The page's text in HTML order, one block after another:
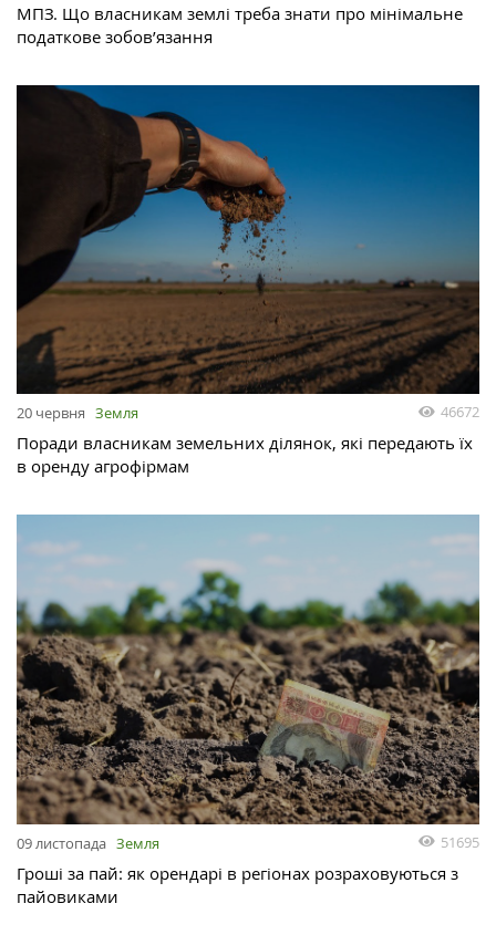
МПЗ. Що власникам землі треба знати про мінімальне
податкове зобов’язання
20 червня Земля 46672
Поради власникам земельних ділянок, які передають їх
в оренду агрофірмам
09 листопада Земля 51695
Гроші за пай: як орендарі в регіонах розраховуються з
пайовиками